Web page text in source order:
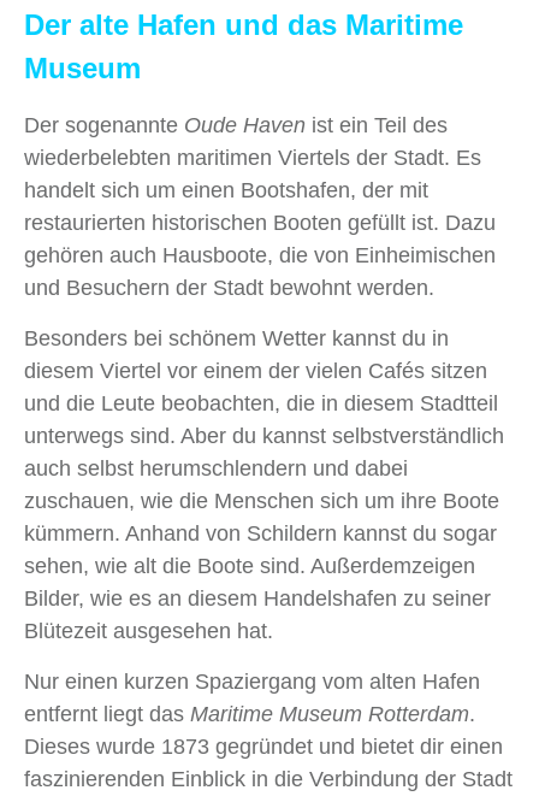
Der alte Hafen und das Maritime
Museum
Der sogenannte Oude Haven ist ein Teil des
wiederbelebten maritimen Viertels der Stadt. Es
handelt sich um einen Bootshafen, der mit
restaurierten historischen Booten gefüllt ist. Dazu
gehören auch Hausboote, die von Einheimischen
und Besuchern der Stadt bewohnt werden.
Besonders bei schönem Wetter kannst du in
diesem Viertel vor einem der vielen Cafés sitzen
und die Leute beobachten, die in diesem Stadtteil
unterwegs sind. Aber du kannst selbstverständlich
auch selbst herumschlendern und dabei
zuschauen, wie die Menschen sich um ihre Boote
kümmern. Anhand von Schildern kannst du sogar
sehen, wie alt die Boote sind. Außerdemzeigen
Bilder, wie es an diesem Handelshafen zu seiner
Blütezeit ausgesehen hat.
Nur einen kurzen Spaziergang vom alten Hafen
entfernt liegt das Maritime Museum Rotterdam.
Dieses wurde 1873 gegründet und bietet dir einen
faszinierenden Einblick in die Verbindung der Stadt